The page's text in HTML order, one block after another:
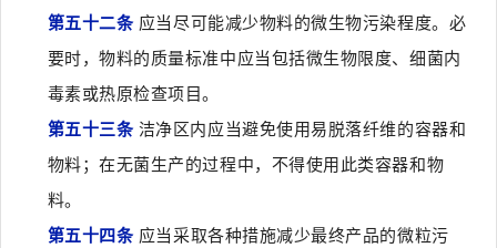
第五十二条应当尽可能减少物料的微生物污染程度。必
要时，物料的质量标准中应当包括微生物限度、细菌内
毒素或热原检查项目。
第五十三条 洁净区内应当避免使用易脱落纤维的容器和
物料；在无菌生产的过程中，不得使用此类容器和物
料。
第五十四条应当采取各种措施减少最终产品的微粒污